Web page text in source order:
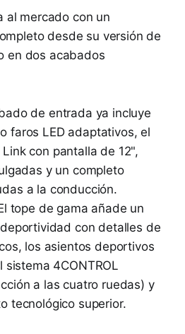
al mercado con un
desde su versión de
en dos acabados
de entrada ya incluye
faros LED adaptativos, el
con pantalla de 12",
y un completo
a la conducción.
tope de gama añade un
con detalles de
los asientos deportivos
sistema 4CONTROL
a las cuatro ruedas) y
tecnológico superior.